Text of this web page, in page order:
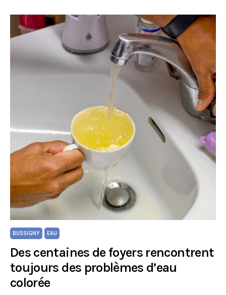
BUSSIGNY EAU
Des centaines de foyers rencontrent
toujours des problèmes d’eau
colorée